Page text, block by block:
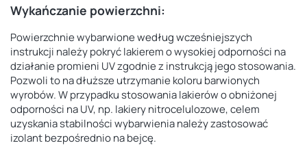
Wykańczanie powierzchni:
Powierzchnie wybarwione według wcześniejszych
instrukcji należy pokryć lakierem o wysokiej odporności na
działanie promieni UV zgodnie z instrukcją jego stosowania.
Pozwoli to na dłuższe utrzymanie koloru barwionych
wyrobów. W przypadku stosowania lakierów o obniżonej
odporności na UV, np. lakiery nitrocelulozowe, celem
uzyskania stabilności wybarwienia należy zastosować
izolant bezpośrednio na bejcę.